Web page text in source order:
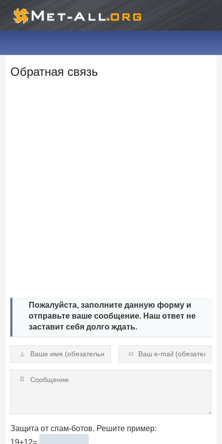
Обратная связь
Пожалуйста, заполните данную форму и
отправьте ваше сообщение. Наш ответ не
заставит себя долго ждать.
Защита от спам-ботов. Решите пример:
19+12=